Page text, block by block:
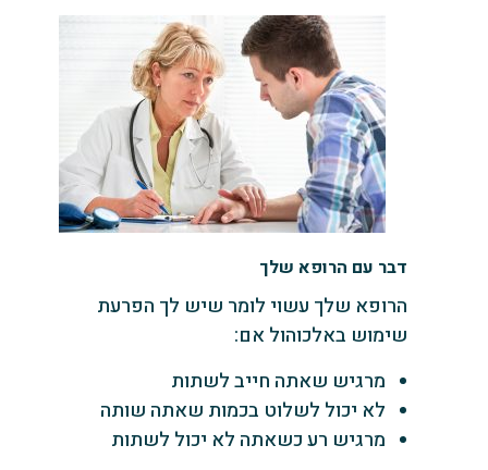
דבר עם הרופא שלך
הרופא שלך עשוי לומר שיש לך הפרעת
שימוש באלכוהול אם:
מרגיש שאתה חייב לשתות
לא יכול לשלוט בכמות שאתה שותה
מרגיש רע כשאתה לא יכול לשתות